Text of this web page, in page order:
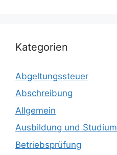
Kategorien
Abgeltungssteuer
Abschreibung
Allgemein
Ausbildung und Studium
Betriebsprüfung